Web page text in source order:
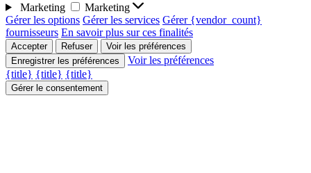
Marketing
Marketing
Gérer les options Gérer les services Gérer {vendor_count}
fournisseurs En savoir plus sur ces finalités
Accepter Refuser
Voir les préférences
Enregistrer les préférences
Voir les préférences
{title} {title} {title}
Gérer le consentement